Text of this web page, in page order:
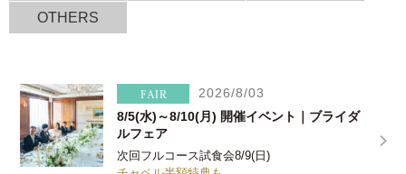
OTHERS
2026/8/03
8/5(水)～8/10(月) 開催イベント｜ブライダ
ルフェア
次回フルコース試食会8/9(日)